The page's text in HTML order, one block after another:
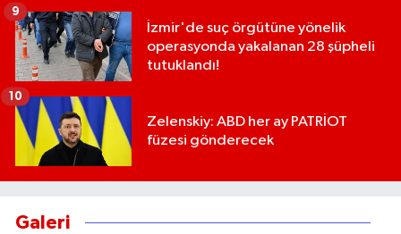
İzmir'de suç örgütüne yönelik
operasyonda yakalanan 28 şüpheli
tutuklandı!
9
Zelenskiy: ABD her ay PATRİOT
füzesi gönderecek
10
Galeri